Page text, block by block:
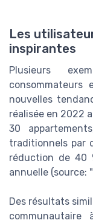
Les
inspirantes
Plusieurs
consommateurs
nouvelles
réalisée en 2022
30
traditionnels par
réduction de 40
annuelle (source:
Des résultats